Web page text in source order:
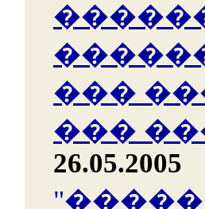
���
���
26.05.2005